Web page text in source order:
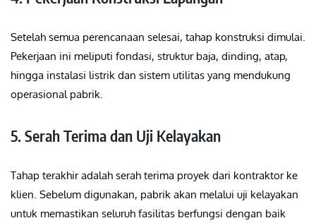
Setelah semua perencanaan selesai, tahap konstruksi dimulai.
Pekerjaan ini meliputi fondasi, struktur baja, dinding, atap,
hingga instalasi listrik dan sistem utilitas yang mendukung
operasional pabrik.
5. Serah Terima dan Uji Kelayakan
Tahap terakhir adalah serah terima proyek dari kontraktor ke
klien. Sebelum digunakan, pabrik akan melalui uji kelayakan
untuk memastikan seluruh fasilitas berfungsi dengan baik